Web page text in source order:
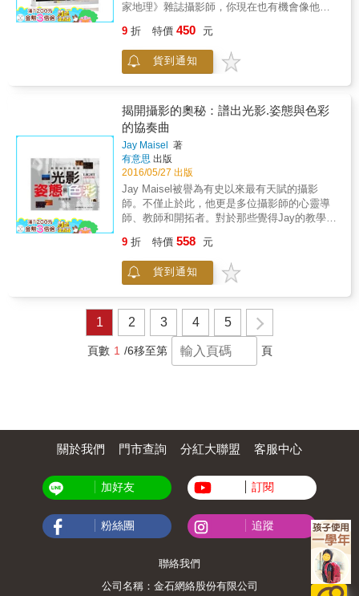
家地理》雜誌攝影師，你現在也有機會像他們
出出色、具有意義的畫面。 &&& 國家地理〈你
的觀點〉攝影社群精華收錄 〈你的觀點〉為
《國家地理》雜誌自2006年創辦的攝影社群網
影好手踴躍參與投稿。本書便是由國家地理學
會編撰，收錄超過200張精選自〈你的觀點〉攝
影社群的精彩照片、鏡頭背後的故事、與客座
編輯評點此張照片引人入勝的地方。讓想學習
攝影的你，也能拍出令人驚豔的作品。 & 從挑
選器材到攝影任務挑戰，初學者到進階玩家皆
適用的攝影指南 本書由攝影機解構開始，介紹
所有你想要知道的硬體知識，包括器材的挑
選，光圈、快門、閃光燈的使用，幫助初學者
快速入門。進階玩家也可透過不同的攝影任務
發對照片意義的探索與思考。 & 17種專題攝影
任務，拍出你的驚艷之作 藉由17種專題攝影任
務，讓你也能從容面對不同的攝影題材。不管
你想拍攝逆光、繁忙的街道、日落的「魔幻時
刻」、觸動人心的野生動物或肖像攝影，皆有
來自〈你的觀點〉社群挑選出來的精彩照片作
為實例，每張照片旁並簡單地呈現攝影時必須
注意的關鍵事項，搭配22位國家地理攝影專家
影專家的解構、分享上百個攝影觀念與技巧 ●
超過200張精選自國家地理〈你的觀點〉社群的
9 折 特價 450 元
貨到通知
揭開攝影的奧秘：譜出光影.姿態與色彩
的協奏曲
Jay Maisel
著
有意思 出版
2016/05/27 出版
Jay Maisel被譽為有史以來最有天賦的攝影
師。不僅止於此，他更是多位攝影師的心靈導
師、教師和開拓者。對於那些覺得Jay的教學改
格的人來說，他是一位英雄，同時也是一位活
著的傳奇。Jay的作品遍及世界各地，每一次當
他站上台，他的教學風格和演說總是獲得起立
本書，傳達街頭攝影中最重要的三個元素：
光、姿態和色彩。本書每頁均利用一些新的事
物來挑戰你，讓你重新思考你原本對攝影的概
念。這不是一本關於光圈或感光度的書，而是
對這個世界另一層的理解、欣賞和創造力。如
的相片的屏障，而你也準備好學習真正攝影的
精隨，本書將是一切的關鍵！
9 折 特價 558 元
貨到通知
1 2 3 4 5
頁數 1 /6移至第 頁
關於我們 門市查詢 分紅大聯盟 客服中心
加好友 訂閱
粉絲團 追蹤
聯絡我們
公司名稱：金石網絡股份有限公司